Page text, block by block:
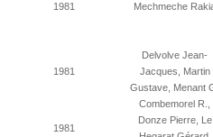
1981 Mechmeche
1981
Delvolve Jean-
Jacques, Martin
Gustave, Menant
1981
Combemorel R.,
Donze Pierre, Le